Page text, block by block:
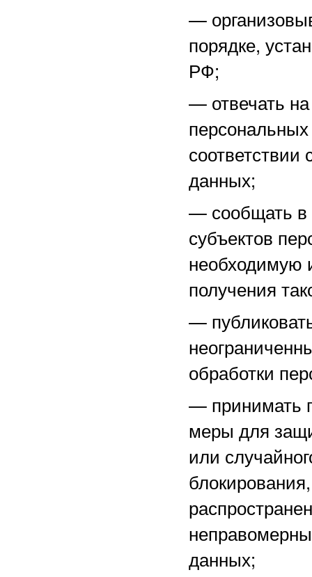
—
порядке,
РФ;
— отвечать
данных;
— сообщать
субъектов
необходимую
получения
—
обработки
— принимать
меры для
или
данных;